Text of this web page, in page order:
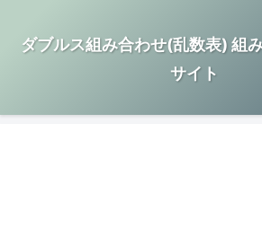
ダブルス組み合わせ(乱数表) 組
サイト